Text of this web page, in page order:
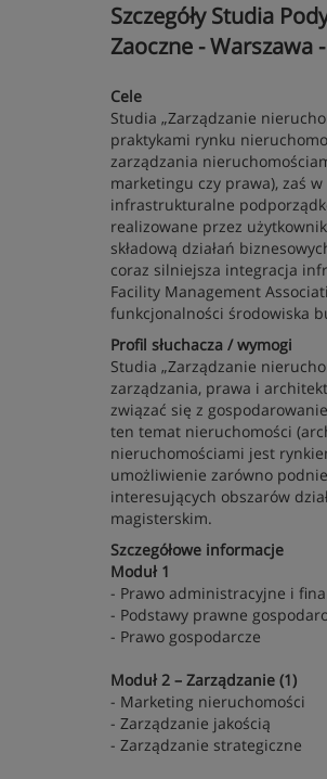
Szczegóły Studia
Zaoczne - Warszawa
Cele
Studia „Zarządzanie
praktykami rynku
zarządzania
marketingu czy prawa), zaś
infrastrukturalne
realizowane przez
składową działań
coraz silniejsza integracja
Facility Management
funkcjonalności środowiska
Profil słuchacza / wymogi
Studia „Zarządzanie
zarządzania, prawa i
związać się z
ten temat nieruchomości
nieruchomościami jest
umożliwienie zarówno
interesujących obszarów
magisterskim.
Szczegółowe informacje
Moduł 1
- Prawo administracyjne i
- Podstawy prawne
- Prawo gospodarcze
Moduł 2 – Zarządzanie (1)
- Marketing nieruchomości
- Zarządzanie jakością
- Zarządzanie strategiczne